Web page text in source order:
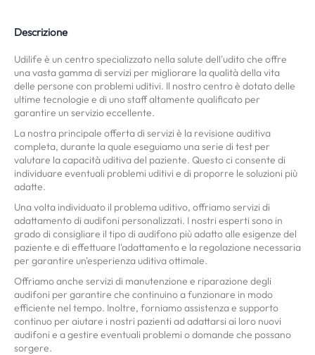
Descrizione
Udilife è un centro specializzato nella salute dell'udito che offre
una vasta gamma di servizi per migliorare la qualità della vita
delle persone con problemi uditivi. Il nostro centro è dotato delle
ultime tecnologie e di uno staff altamente qualificato per
garantire un servizio eccellente.
La nostra principale offerta di servizi è la revisione auditiva
completa, durante la quale eseguiamo una serie di test per
valutare la capacità uditiva del paziente. Questo ci consente di
individuare eventuali problemi uditivi e di proporre le soluzioni più
adatte.
Una volta individuato il problema uditivo, offriamo servizi di
adattamento di audifoni personalizzati. I nostri esperti sono in
grado di consigliare il tipo di audifono più adatto alle esigenze del
paziente e di effettuare l'adattamento e la regolazione necessaria
per garantire un'esperienza uditiva ottimale.
Offriamo anche servizi di manutenzione e riparazione degli
audifoni per garantire che continuino a funzionare in modo
efficiente nel tempo. Inoltre, forniamo assistenza e supporto
continuo per aiutare i nostri pazienti ad adattarsi ai loro nuovi
audifoni e a gestire eventuali problemi o domande che possano
sorgere.